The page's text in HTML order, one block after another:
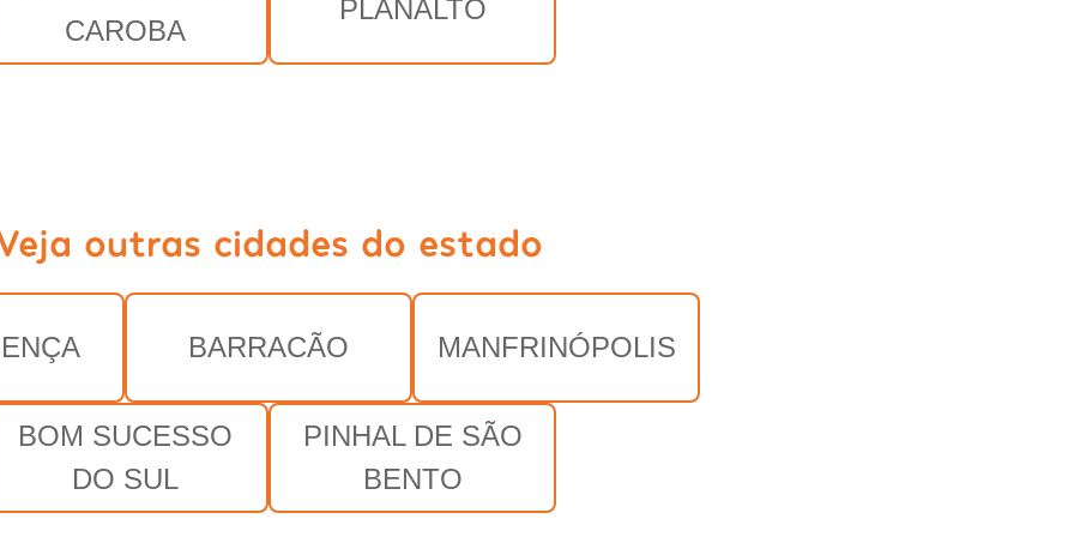
CAROBA
PLANALTO
outras cidades do estado
BARRACÃO MANFRINÓPOLIS
BOM SUCESSO
DO SUL
PINHAL DE SÃO
BENTO